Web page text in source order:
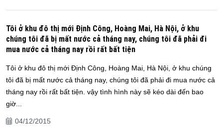
Tôi ở khu đô thị mới Định Công, Hoàng Mai, Hà Nội, ở khu
chúng tôi đã bị mất nước cả tháng nay, chúng tôi đã phải đi
mua nước cả tháng nay rồi rất bất tiện
Tôi ở khu đô thị mới Định Công, Hoàng Mai, Hà Nội, ở khu chúng
tôi đã bị mất nước cả tháng nay, chúng tôi đã phải đi mua nước cả
tháng nay rồi rất bất tiện. vậy tình hình này sẽ kéo dài đến bao
giờ...
04/12/2015